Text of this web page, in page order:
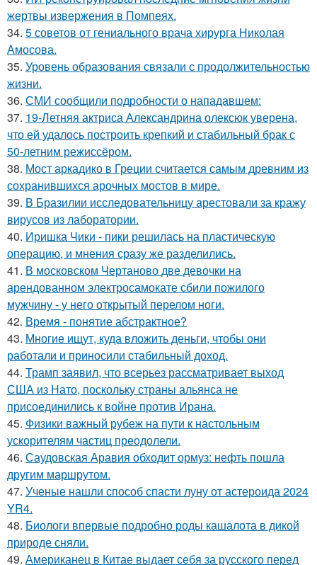
жертвы извержения в Помпеях.
34. 5 советов от гениального врача хирурга Николая
Амосова.
35. Уровень образования связали с продолжительностью
жизни.
36. СМИ сообщили подробности о нападавшем:
37. 19-Летняя актриса Александрина олексюк уверена,
что ей удалось построить крепкий и стабильный брак с
50-летним режиссёром.
38. Мост аркадико в Греции считается самым древним из
сохранившихся арочных мостов в мире.
39. В Бразилии исследовательницу арестовали за кражу
вирусов из лаборатории.
40. Иришка Чики - пики решилась на пластическую
операцию, и мнения сразу же разделились.
41. В московском Чертаново две девочки на
арендованном электросамокате сбили пожилого
мужчину - у него открытый перелом ноги.
42. Время - понятие абстрактное?
43. Многие ищут, куда вложить деньги, чтобы они
работали и приносили стабильный доход.
44. Трамп заявил, что всерьез рассматривает выход
США из Нато, поскольку страны альянса не
присоединились к войне против Ирана.
45. Физики важный рубеж на пути к настольным
ускорителям частиц преодолели.
46. Саудовская Аравия обходит ормуз: нефть пошла
другим маршрутом.
47. Ученые нашли способ спасти луну от астероида 2024
YR4.
48. Биологи впервые подробно роды кашалота в дикой
природе сняли.
49. Американец в Китае выдает себя за русского перед